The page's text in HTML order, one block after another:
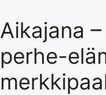
Aikajana
perhe-